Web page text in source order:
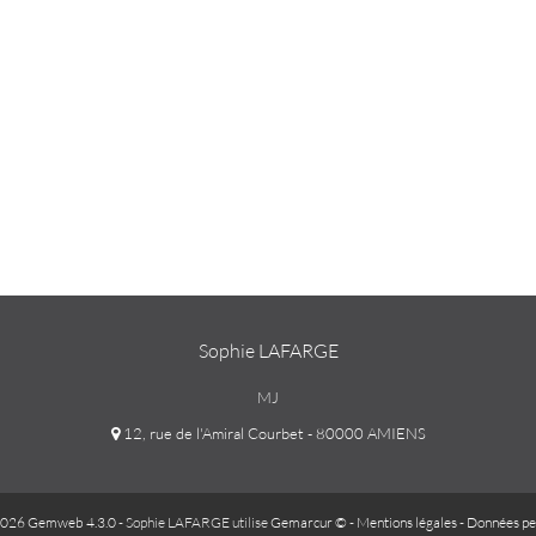
Sophie LAFARGE
MJ
12, rue de l'Amiral Courbet - 80000 AMIENS
Gemweb 4.3.0- Sophie LAFARGE utiliseGemarcur © - Mentions légales- Données